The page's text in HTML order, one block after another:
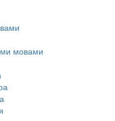
мовами